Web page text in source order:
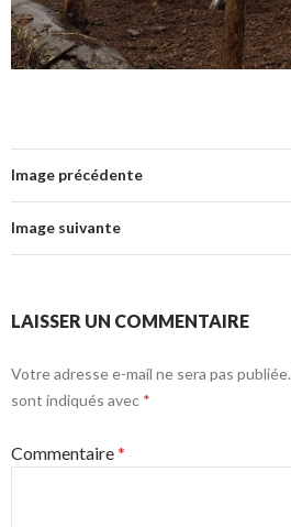
Image précédente
Image suivante
LAISSER UN COMMENTAIRE
Votre adresse e-mail ne sera pas publiée.
sont indiqués avec *
Commentaire*